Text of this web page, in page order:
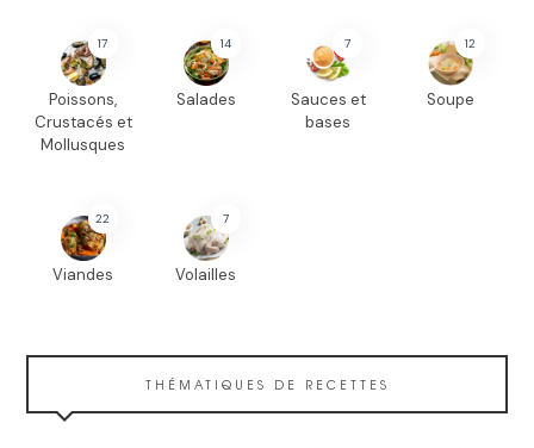
17
Poissons,
Crustacés et
Mollusques
14
Salades
7
Sauces et
bases
12
Soupe
22
Viandes
7
Volailles
THÉMATIQUES DE RECETTES